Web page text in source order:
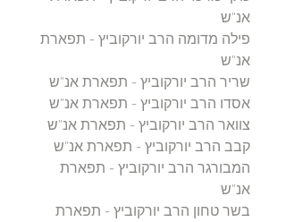
אנ"ש
פילה מדומה הרב יורקוביץ - תפארת
אנ"ש
שריר הרב יורקוביץ - תפארת אנ"ש
אסדו הרב יורקוביץ - תפארת אנ"ש
צוואר הרב יורקוביץ - תפארת אנ"ש
קבב הרב יורקוביץ - תפארת אנ"ש
המבורגר הרב יורקוביץ - תפארת
אנ"ש
בשר טחון הרב יורקוביץ - תפארת